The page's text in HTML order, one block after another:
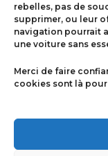
rebelles, pas de
supprimer, ou leur
navigation pourrait
une voiture sans
Merci de faire
cookies sont là